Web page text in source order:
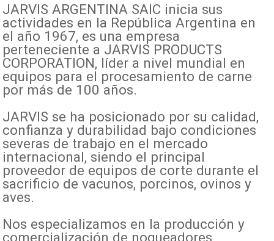
JARVIS ARGENTINA SAIC inicia sus
actividades en la República Argentina en
el año 1967, es una empresa
perteneciente a JARVIS PRODUCTS
CORPORATION, líder a nivel mundial en
equipos para el procesamiento de carne
por más de 100 años.
JARVIS se ha posicionado por su calidad,
confianza y durabilidad bajo condiciones
severas de trabajo en el mercado
internacional, siendo el principal
proveedor de equipos de corte durante el
sacrificio de vacunos, porcinos, ovinos y
aves.
Nos especializamos en la producción y
comercialización de noqueadores,